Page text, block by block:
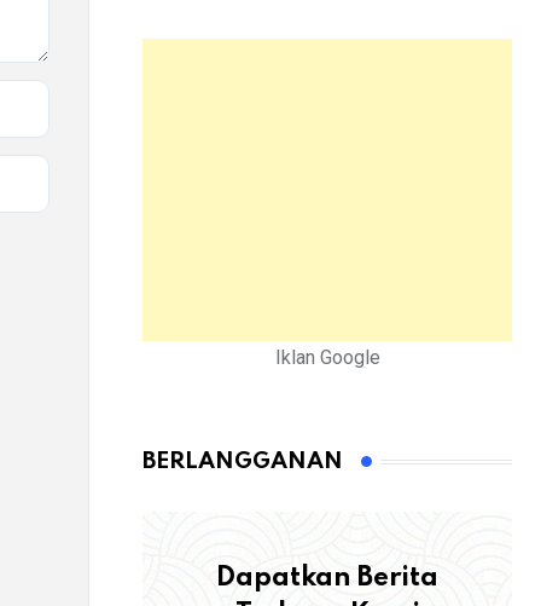
Iklan Google
BERLANGGANAN
Dapatkan Berita